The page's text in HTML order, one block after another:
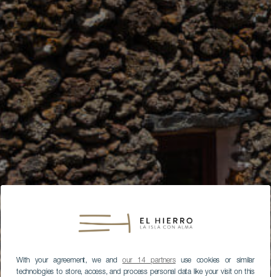
With your agreement, we andour 14 partnersuse cookies or similar
technologies to store, access, and process personal data like your visit on this